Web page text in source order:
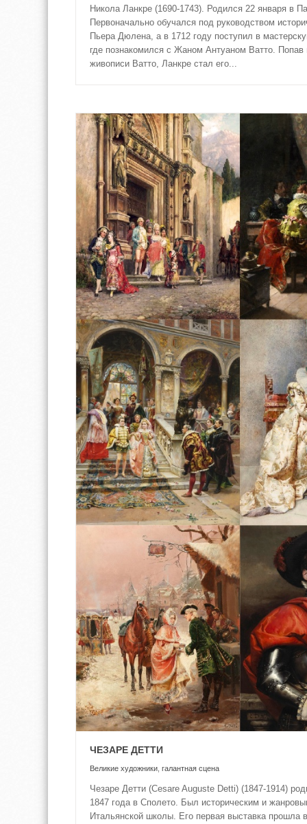
Никола Ланкре (1690-1743). Родился 22 января в
Первоначально обучался под руководством
Пьера Дюлена, а в 1712 году поступил в
где познакомился с Жаном Антуаном Ватто. Попав
живописи Ватто, Ланкре стал его...
ЧЕЗАРЕ ДЕТТИ
Великие художники галантная сцена
Чезаре Детти (Cesare Auguste Detti) (1847-1914)
1847 года в Сполето. Был историческим и
Итальянской школы. Его первая выставка прошла